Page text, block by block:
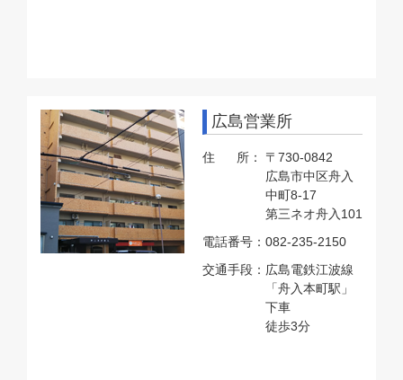
広島営業所
住 所：
〒730-0842
広島市中区舟入
中町8-17
第三ネオ舟入101
電話番号： 082-235-2150
交通手段： 広島電鉄江波線
「舟入本町駅」
下車
徒歩3分